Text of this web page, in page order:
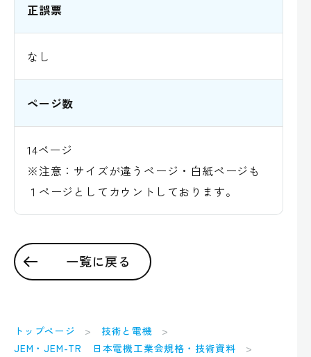
正誤票
なし
ページ数
14ページ
※注意：サイズが違うページ・白紙ページも
１ページとしてカウントしております。
一覧に戻る
トップページ
技術と電機
JEM・JEM-TR 日本電機工業会規格・技術資料